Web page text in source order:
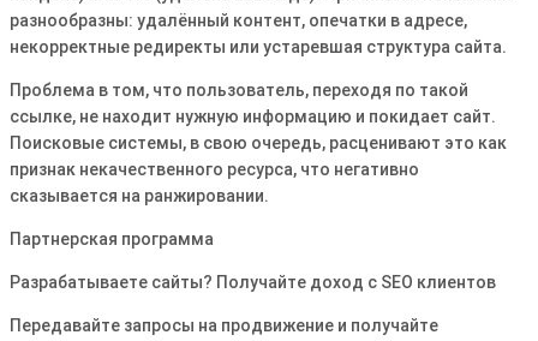
разнообразны: удалённый контент, опечатки в адресе,
некорректные редиректы или устаревшая структура сайта.
Проблема в том, что пользователь, переходя по такой
ссылке, не находит нужную информацию и покидает сайт.
Поисковые системы, в свою очередь, расценивают это как
признак некачественного ресурса, что негативно
сказывается на ранжировании.
Партнерская программа
Разрабатываете сайты? Получайте доход с SEO клиентов
Передавайте запросы на продвижение и получайте